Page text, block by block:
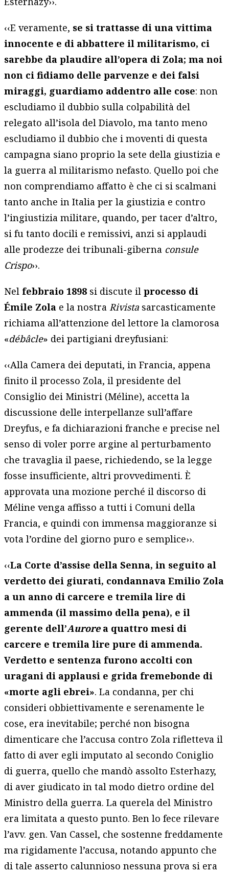
‹‹E veramente, se si trattasse di una vittima
innocente e di abbattere il militarismo, ci
sarebbe da plaudire all’opera di Zola; ma noi
non ci fidiamo delle parvenze e dei falsi
miraggi, guardiamo addentro alle cose: non
escludiamo il dubbio sulla colpabilità del
relegato all’isola del Diavolo, ma tanto meno
escludiamo il dubbio che i moventi di questa
campagna siano proprio la sete della giustizia e
la guerra al militarismo nefasto. Quello poi che
non comprendiamo affatto è che ci si scalmani
tanto anche in Italia per la giustizia e contro
l’ingiustizia militare, quando, per tacer d’altro,
si fu tanto docili e remissivi, anzi si applaudi
alle prodezze dei tribunali-giberna consule
Crispo››.
Nel febbraio 1898 si discute ilprocesso di
Émile Zola e la nostraRivista sarcasticamente
richiama all’attenzione del lettore la clamorosa
«débâcle» dei partigiani dreyfusiani:
‹‹Alla Camera dei deputati, in Francia, appena
finito il processo Zola, il presidente del
Consiglio dei Ministri (Méline), accetta la
discussione delle interpellanze sull’affare
Dreyfus, e fa dichiarazioni franche e precise nel
senso di voler porre argine al perturbamento
che travaglia il paese, richiedendo, se la legge
fosse insufficiente, altri provvedimenti. È
approvata una mozione perché il discorso di
Méline venga affisso a tutti i Comuni della
Francia, e quindi con immensa maggioranze si
vota l’ordine del giorno puro e semplice››.
‹‹La Corte d’assise della Senna, in seguito al
verdetto dei giurati, condannava Emilio Zola
a un anno di carcere e tremila lire di
ammenda (il massimo della pena), e il
gerente dell’Aurorea quattro mesi di
carcere e tremila lire pure di ammenda.
Verdetto e sentenza furono accolti con
uragani di applausi e grida fremebonde di
«morte agli ebrei». La condanna, per chi
consideri obbiettivamente e serenamente le
cose, era inevitabile; perché non bisogna
dimenticare che l’accusa contro Zola rifletteva il
fatto di aver egli imputato al secondo Coniglio
di guerra, quello che mandò assolto Esterhazy,
di aver giudicato in tal modo dietro ordine del
Ministro della guerra. La querela del Ministro
era limitata a questo punto. Ben lo fece rilevare
l’avv. gen. Van Cassel, che sostenne freddamente
ma rigidamente l’accusa, notando appunto che
di tale asserto calunnioso nessuna prova si era